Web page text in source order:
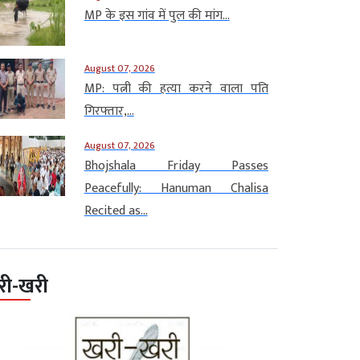
MP के इस गांव में पुल की मांग...
August 07, 2026
MP: पत्नी की हत्या करने वाला पति
गिरफ्तार,...
August 07, 2026
Bhojshala Friday Passes
Peacefully: Hanuman Chalisa
Recited as...
खरी